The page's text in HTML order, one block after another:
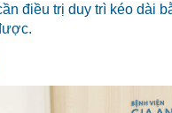
điều trị duy trì kéo dài